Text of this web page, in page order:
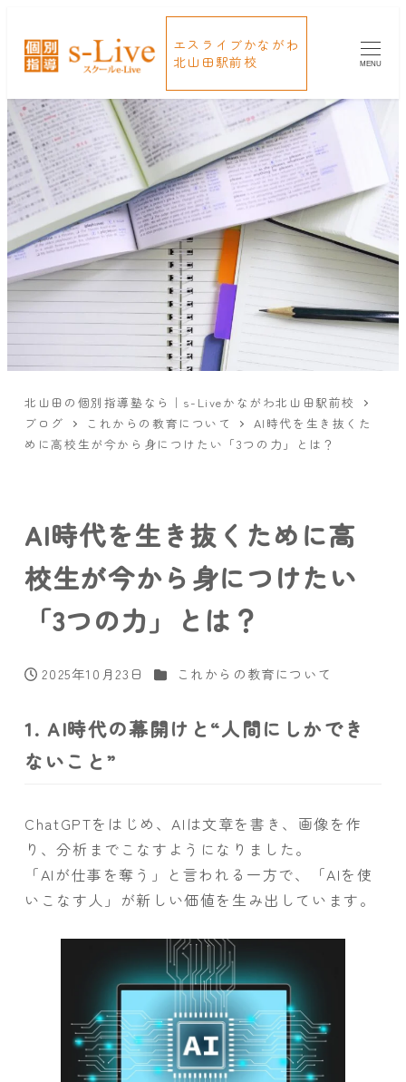
エスライブかながわ
北山田駅前校
MENU
北山田の個別指導塾なら｜s-Liveかながわ北山田駅前校
ブログ
これからの教育について
AI時代を生き抜くた
めに高校生が今から身につけたい「3つの力」とは？
AI時代を生き抜くために高
校生が今から身につけたい
「3つの力」とは？
投稿日
2025年10月23日 カテゴリー
これからの教育について
1. AI時代の幕開けと“人間にしかでき
ないこと”
ChatGPTをはじめ、AIは文章を書き、画像を作
り、分析までこなすようになりました。
「AIが仕事を奪う」と言われる一方で、「AIを使
いこなす人」が新しい価値を生み出しています。